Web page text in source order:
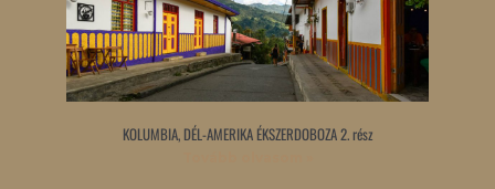
KOLUMBIA, DÉL-AMERIKA ÉKSZERDOBOZA 2. rész